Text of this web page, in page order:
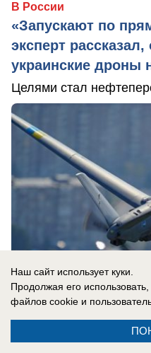
В России
«Запускают по
эксперт
украинские дроны
Целями стал
Наш сайт использует куки.
Продолжая его
файлов cookie и